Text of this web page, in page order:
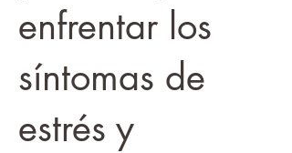
enfrentar los
síntomas de
estrés y